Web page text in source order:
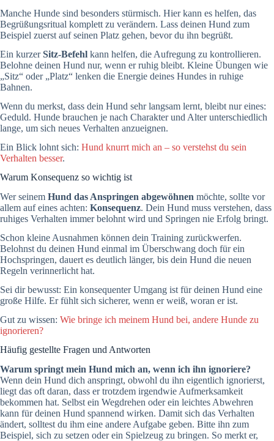
Manche Hunde sind besonders stürmisch. Hier kann es helfen, das
Begrüßungsritual komplett zu verändern. Lass deinen Hund zum
Beispiel zuerst auf seinen Platz gehen, bevor du ihn begrüßt.
Ein kurzerSitz-Befehl kann helfen, die Aufregung zu kontrollieren.
Belohne deinen Hund nur, wenn er ruhig bleibt. Kleine Übungen wie
„Sitz“ oder „Platz“ lenken die Energie deines Hundes in ruhige
Bahnen.
Wenn du merkst, dass dein Hund sehr langsam lernt, bleibt nur eines:
Geduld. Hunde brauchen je nach Charakter und Alter unterschiedlich
lange, um sich neues Verhalten anzueignen.
Ein Blick lohnt sich: Hund knurrt mich an – so verstehst du sein
Verhalten besser.
Warum Konsequenz so wichtig ist
Wer seinem Hund das Anspringen abgewöhnen möchte, sollte vor
allem auf eines achten: Konsequenz. Dein Hund muss verstehen, dass
ruhiges Verhalten immer belohnt wird und Springen nie Erfolg bringt.
Schon kleine Ausnahmen können dein Training zurückwerfen.
Belohnst du deinen Hund einmal im Überschwang doch für ein
Hochspringen, dauert es deutlich länger, bis dein Hund die neuen
Regeln verinnerlicht hat.
Sei dir bewusst: Ein konsequenter Umgang ist für deinen Hund eine
große Hilfe. Er fühlt sich sicherer, wenn er weiß, woran er ist.
Gut zu wissen: Wie bringe ich meinem Hund bei, andere Hunde zu
ignorieren?
Häufig gestellte Fragen und Antworten
Warum springt mein Hund mich an, wenn ich ihn ignoriere?
Wenn dein Hund dich anspringt, obwohl du ihn eigentlich ignorierst,
liegt das oft daran, dass er trotzdem irgendwie Aufmerksamkeit
bekommen hat. Selbst ein Wegdrehen oder ein leichtes Abwehren
kann für deinen Hund spannend wirken. Damit sich das Verhalten
ändert, solltest du ihm eine andere Aufgabe geben. Bitte ihn zum
Beispiel, sich zu setzen oder ein Spielzeug zu bringen. So merkt er,